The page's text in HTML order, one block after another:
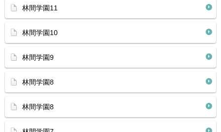
林間学園11
林間学園10
林間学園9
林間学園8
林間学園8